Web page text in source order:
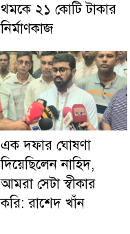
থমকে ২১ কোটি টাকার
নির্মাণকাজ
এক দফার ঘোষণা
দিয়েছিলেন নাহিদ,
আমরা সেটা স্বীকার
করি: রাশেদ খাঁন